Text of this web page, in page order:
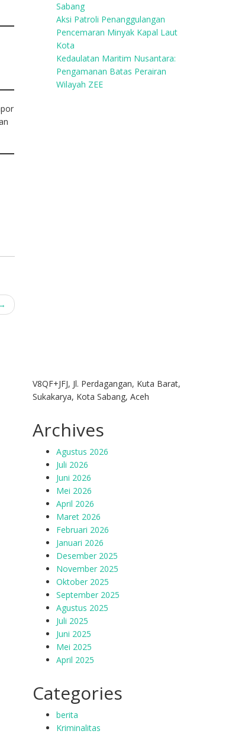
Sabang
Aksi Patroli Penanggulangan
Pencemaran Minyak Kapal Laut
Kota
Kedaulatan Maritim Nusantara:
Pengamanan Batas Perairan
Wilayah ZEE
V8QF+JFJ, Jl. Perdagangan, Kuta Barat,
Sukakarya, Kota Sabang, Aceh
Archives
Agustus 2026
Juli 2026
Juni 2026
Mei 2026
April 2026
Maret 2026
Februari 2026
Januari 2026
Desember 2025
November 2025
Oktober 2025
September 2025
Agustus 2025
Juli 2025
Juni 2025
Mei 2025
April 2025
Categories
berita
Kriminalitas